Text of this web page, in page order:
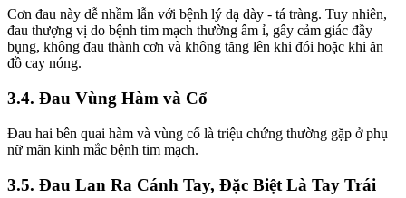
Cơn đau này dễ nhầm lẫn với bệnh lý dạ dày - tá tràng. Tuy nhiên,
đau thượng vị do bệnh tim mạch thường âm ỉ, gây cảm giác đầy
bụng, không đau thành cơn và không tăng lên khi đói hoặc khi ăn
đồ cay nóng.
3.4. Đau Vùng Hàm và Cổ
Đau hai bên quai hàm và vùng cổ là triệu chứng thường gặp ở phụ
nữ mãn kinh mắc bệnh tim mạch.
3.5. Đau Lan Ra Cánh Tay, Đặc Biệt Là Tay Trái